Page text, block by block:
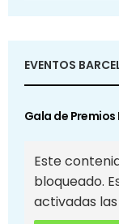
EVENTOS
Gala de
Este
bloqueado.
activadas